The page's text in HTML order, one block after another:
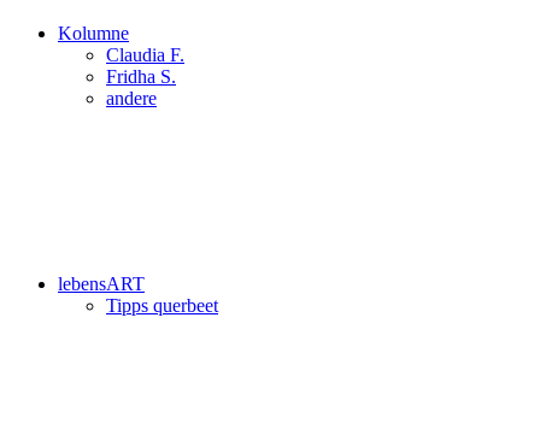
Kolumne
Claudia F.
Fridha S.
andere
lebensART
Tipps querbeet